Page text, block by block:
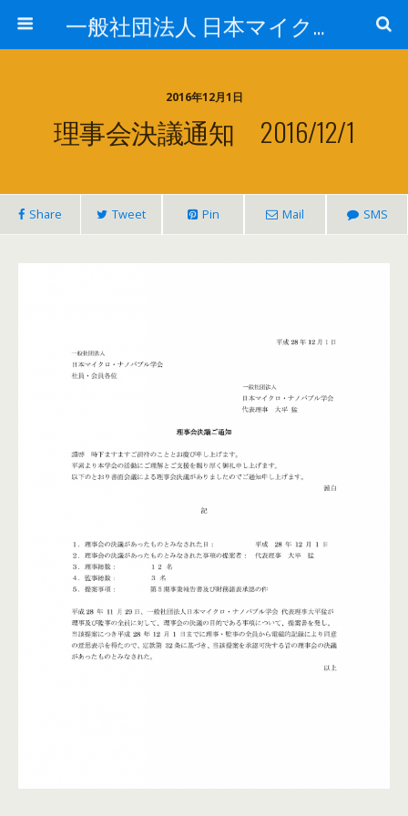
一般社団法人 日本マイクロ・ナノバブル学会
2016年12月1日
理事会決議通知 2016/12/1
Share Tweet Pin Mail SMS